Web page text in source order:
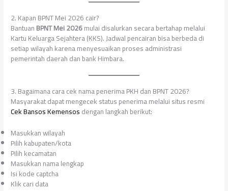
2. Kapan BPNT Mei 2026 cair?
BantuanBPNT Mei 2026mulai disalurkan secara bertahap melalui
Kartu Keluarga Sejahtera (KKS). Jadwal pencairan bisa berbeda di
setiap wilayah karena menyesuaikan proses administrasi
pemerintah daerah dan bank Himbara.
3. Bagaimana cara cek nama penerima PKH dan BPNT 2026?
Masyarakat dapat mengecek status penerima melalui situs resmi
Cek Bansos Kemensosdengan langkah berikut:
Masukkan wilayah
Pilih kabupaten/kota
Pilih kecamatan
Masukkan nama lengkap
Isi kode captcha
Klik cari data